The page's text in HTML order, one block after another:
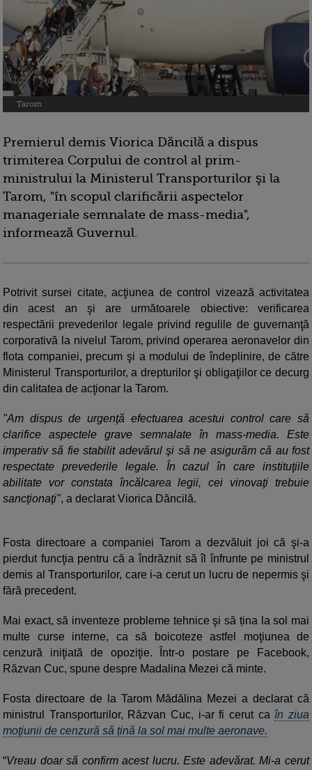
Tarom
Premierul demis Viorica Dăncilă a dispus
trimiterea Corpului de control al prim-
ministrului la Ministerul Transporturilor şi la
Tarom, "în scopul clarificării aspectelor
manageriale semnalate de mass-media",
informează Guvernul.
Potrivit sursei citate, acţiunea de control vizează activitatea
din acest an şi are următoarele obiective: verificarea
respectării prevederilor legale privind regulile de guvernanţă
corporativă la nivelul Tarom, privind operarea aeronavelor din
flota companiei, precum şi a modului de îndeplinire, de către
Ministerul Transporturilor, a drepturilor şi obligaţiilor ce decurg
din calitatea de acţionar la Tarom.
"Am dispus de urgenţă efectuarea acestui control care să
clarifice aspectele grave semnalate în mass-media. Este
imperativ să fie stabilit adevărul şi să ne asigurăm că au fost
respectate prevederile legale. În cazul în care instituţiile
abilitate vor constata încălcarea legii, cei vinovaţi trebuie
sancţionaţi", a declarat Viorica Dăncilă.
Fosta directoare a companiei Tarom a dezvăluit joi că şi-a
pierdut funcţia pentru că a îndrăznit să îl înfrunte pe ministrul
demis al Transporturilor, care i-a cerut un lucru de nepermis şi
fără precedent.
Mai exact, să inventeze probleme tehnice şi să țina la sol mai
multe curse interne, ca să boicoteze astfel moţiunea de
cenzură iniţiată de opoziţie. Într-o postare pe Facebook,
Răzvan Cuc, spune despre Madalina Mezei că minte.
Fosta directoare de la Tarom Mădălina Mezei a declarat că
ministrul Transporturilor, Răzvan Cuc, i-ar fi cerut caîn ziua
moţiunii de cenzură să țină la sol mai multe aeronave.
“Vreau doar să confirm acest lucru. Este adevărat. Mi-a cerut